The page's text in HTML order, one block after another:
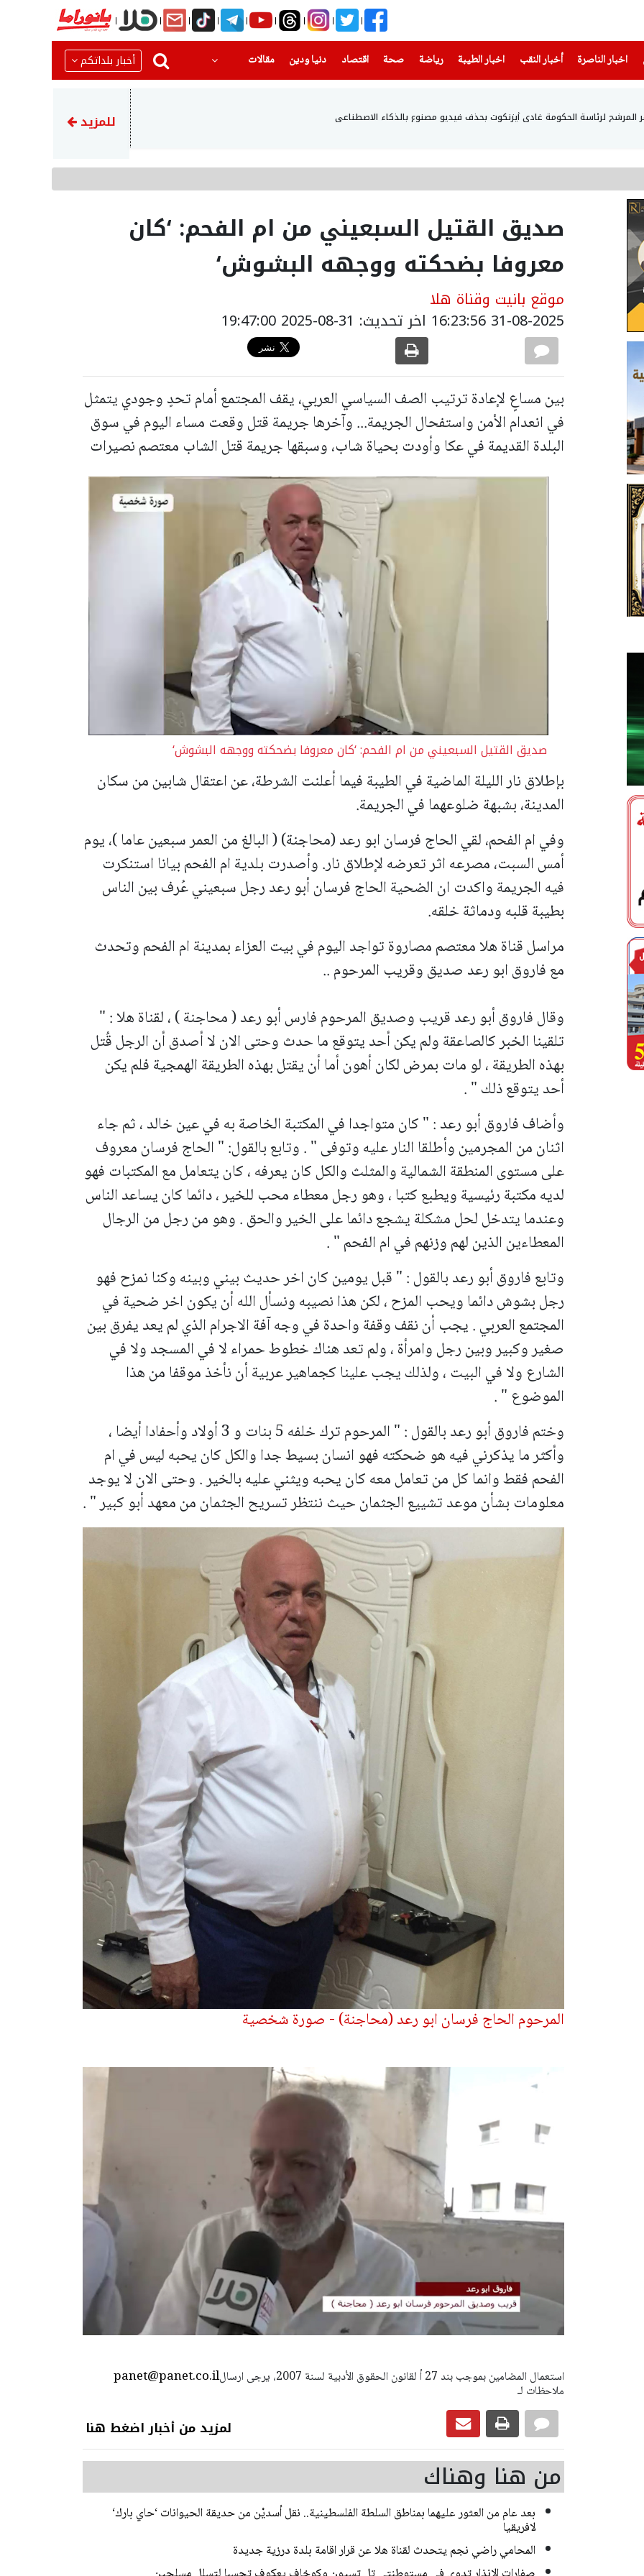
اخبار الناصرة
(current) أخبار النقب اخبار الطيبة(current) رياضة
(current) صحة(current) اقتصاد دنيا ودين
(current) مقالات أخبار بلداتكم
المرشح لرئاسة الحكومة غادي أيزنكوت بحذف فيديو مصنوع بالذكاء الاصطناعي الوزير السابق عيساوي فريج
للمزيد
صديق القتيل السبعيني من ام الفحم: ‘كان
معروفا بضحكته ووجهه البشوش‘
موقع بانيت وقناة هلا
31-08-2025 16:23:56 اخر تحديث: 31-08-2025 19:47:00
بين مساعٍ لإعادة ترتيب الصف السياسي العربي، يقف المجتمع أمام تحدٍ وجودي يتمثل
في انعدام الأمن واستفحال الجريمة... وآخرها جريمة قتل وقعت مساء اليوم في سوق
البلدة القديمة في عكا وأودت بحياة شاب، وسبقها جريمة قتل الشاب معتصم نصيرات
صديق القتيل السبعيني من ام الفحم: ‘كان معروفا بضحكته ووجهه البشوش‘
بإطلاق نار الليلة الماضية في الطيبة فيما أعلنت الشرطة، عن اعتقال شابين من سكان
المدينة، بشبهة ضلوعهما في الجريمة.
وفي ام الفحم، لقي الحاج فرسان ابو رعد (محاجنة) ( البالغ من العمر سبعين عاما )، يوم
أمس السبت، مصرعه اثر تعرضه لإطلاق نار. وأصدرت بلدية ام الفحم بيانا استنكرت
فيه الجريمة واكدت ان الضحية الحاج فرسان أبو رعد رجل سبعيني عُرف بين الناس
بطيبة قلبه ودماثة خلقه.
مراسل قناة هلا معتصم مصاروة تواجد اليوم في بيت العزاء بمدينة ام الفحم وتحدث
مع فاروق ابو رعد صديق وقريب المرحوم ..
وقال فاروق أبو رعد قريب وصديق المرحوم فارس أبو رعد ( محاجنة ) ، لقناة هلا : "
تلقينا الخبر كالصاعقة ولم يكن أحد يتوقع ما حدث وحتى الان لا أصدق أن الرجل قُتل
بهذه الطريقة ، لو مات بمرض لكان أهون أما أن يقتل بهذه الطريقة الهمجية فلم يكن
أحد يتوقع ذلك " .
وأضاف فاروق أبو رعد : " كان متواجدا في المكتبة الخاصة به في عين خالد ، ثم جاء
اثنان من المجرمين وأطلقا النار عليه وتوفى " . وتابع بالقول: " الحاج فرسان معروف
على مستوى المنطقة الشمالية والمثلث والكل كان يعرفه ، كان يتعامل مع المكتبات فهو
لديه مكتبة رئيسية ويطبع كتبا ، وهو رجل معطاء محب للخير ، دائما كان يساعد الناس
وعندما يتدخل لحل مشكلة يشجع دائما على الخير والحق . وهو من رجل من الرجال
المعطاءين الذين لهم وزنهم في ام الفحم " .
وتابع فاروق أبو رعد بالقول : " قبل يومين كان اخر حديث بيني وبينه وكنا نمزح فهو
رجل بشوش دائما ويحب المزح ، لكن هذا نصيبه ونسأل الله أن يكون اخر ضحية في
المجتمع العربي . يجب أن نقف وقفة واحدة في وجه آفة الاجرام الذي لم يعد يفرق بين
صغير وكبير وبين رجل وامرأة ، ولم تعد هناك خطوط حمراء لا في المسجد ولا في
الشارع ولا في البيت ، ولذلك يجب علينا كجماهير عربية أن نأخذ موقفا من هذا
الموضوع " .
وختم فاروق أبو رعد بالقول : " المرحوم ترك خلفه 5 بنات و 3 أولاد وأحفادا أيضا ،
وأكثر ما يذكرني فيه هو ضحكته فهو انسان بسيط جدا والكل كان يحبه ليس في ام
الفحم فقط وانما كل من تعامل معه كان يحبه ويثني عليه بالخير . وحتى الان لا يوجد
معلومات بشأن موعد تشييع الجثمان حيث ننتظر تسريح الجثمان من معهد أبو كبير " .
المرحوم الحاج فرسان ابو رعد (محاجنة) - صورة شخصية
panet@panet.co.ilاستعمال المضامين بموجب بند 27 أ لقانون الحقوق الأدبية لسنة 2007، يرجى ارسال
ملاحظات لـ
لمزيد من أخبار اضغط هنا
من هنا وهناك
بعد عام من العثور عليهما بمناطق السلطة الفلسطينية.. نقل أسديْن من حديقة الحيوانات ‘حاي بارك‘
لافريقيا
المحامي راضي نجم يتحدث لقناة هلا عن قرار اقامة بلدة درزية جديدة